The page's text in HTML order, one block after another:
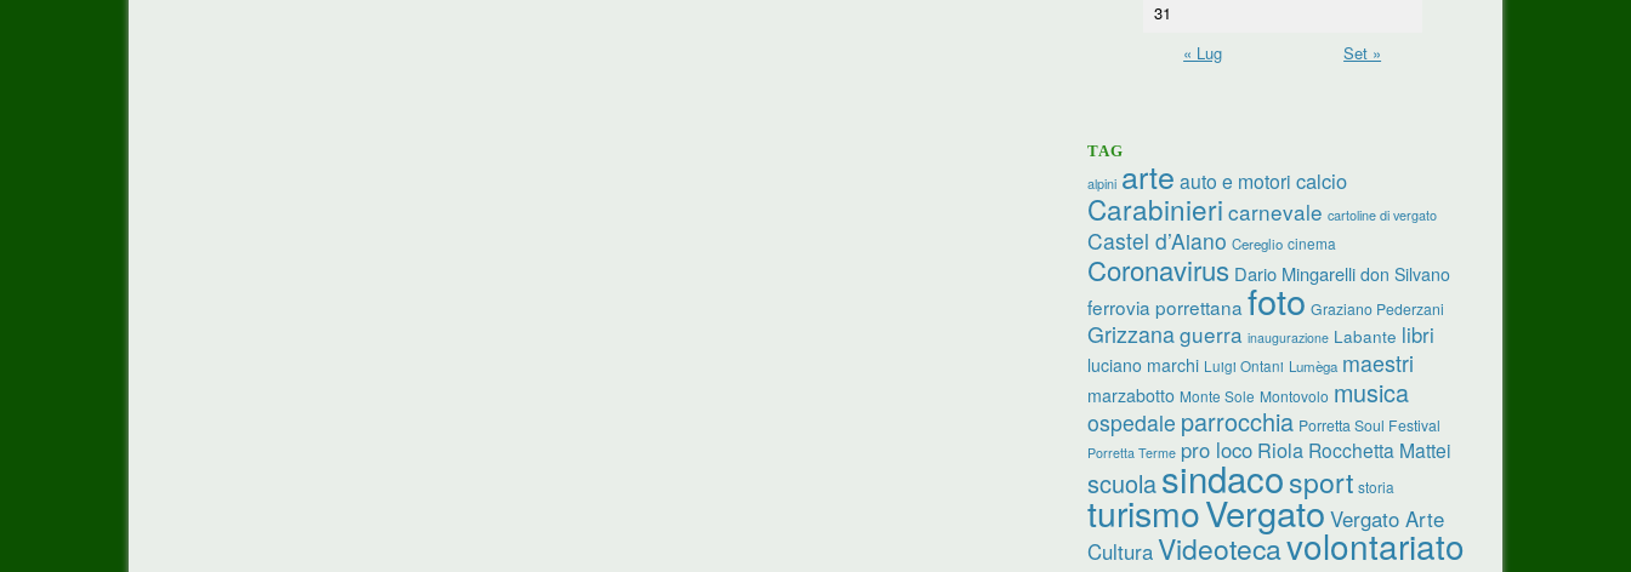
31
« Lug
Set »
TAG
alpini arte auto e motori calcio
Carabinieri carnevale cartoline di vergato
Castel d’Aiano Cereglio cinema
Coronavirus Dario Mingarelli don Silvano
ferrovia porrettana foto Graziano Pederzani
Grizzanaguerra inaugurazione Labante libri
luciano marchi Luigi Ontani Lumèga maestri
marzabotto Monte Sole Montovolo musica
ospedale parrocchia Porretta Soul Festival
Porretta Terme pro loco Riola Rocchetta Mattei
scuolasindacosport storia
turismoVergato Vergato Arte
CulturaVideotecavolontariato